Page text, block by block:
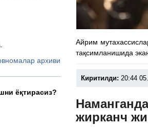
архиви
ёқтирасиз?
Айрим
тақсимланишида
Киритилди: 20:44
жирканч